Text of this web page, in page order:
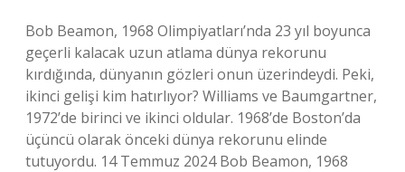
Bob Beamon, 1968 Olimpiyatları’nda 23 yıl boyunca
geçerli kalacak uzun atlama dünya rekorunu
kırdığında, dünyanın gözleri onun üzerindeydi. Peki,
ikinci gelişi kim hatırlıyor? Williams ve Baumgartner,
1972’de birinci ve ikinci oldular. 1968’de Boston’da
üçüncü olarak önceki dünya rekorunu elinde
tutuyordu. 14 Temmuz 2024 Bob Beamon, 1968